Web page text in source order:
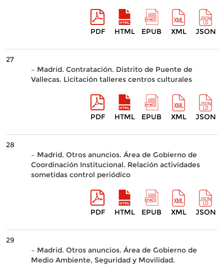
PDF HTML EPUB XML JSON
27
– Madrid. Contratación. Distrito de Puente de
Vallecas. Licitación talleres centros culturales
PDF HTML EPUB XML JSON
28
– Madrid. Otros anuncios. Área de Gobierno de
Coordinación Institucional. Relación actividades
sometidas control periódico
PDF HTML EPUB XML JSON
29
– Madrid. Otros anuncios. Área de Gobierno de
Medio Ambiente, Seguridad y Movilidad.